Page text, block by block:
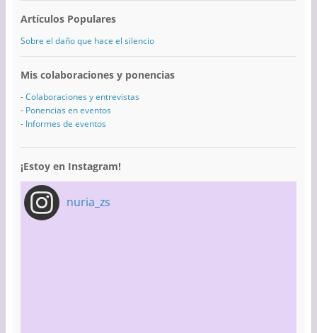
Artículos Populares
Sobre el daño que hace el silencio
Mis colaboraciones y ponencias
-Colaboraciones y entrevistas
- Ponencias en eventos
- Informes de eventos
¡Estoy en Instagram!
nuria_zs